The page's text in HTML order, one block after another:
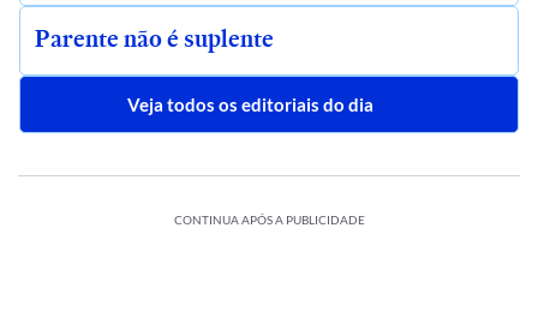
Parente não é suplente
Veja todos os editoriais do dia
CONTINUA APÓS A PUBLICIDADE